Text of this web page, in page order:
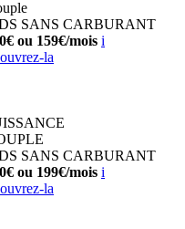
SANS CARBURANT
ou 159€/mois i
la
SANS CARBURANT
ou 199€/mois i
la